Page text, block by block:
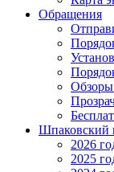
Обращения
Шпаковский
2026
2025